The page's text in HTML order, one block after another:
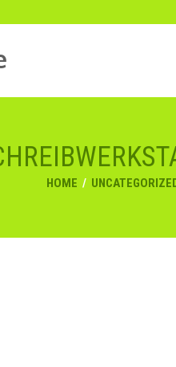
HOME /